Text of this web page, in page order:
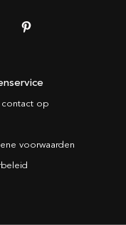
contact op
voorwaarden